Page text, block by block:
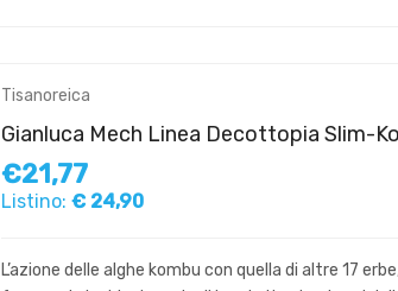
Tisanoreica
Gianluca Mech Linea Decottopia Slim-
€21,77
Listino: € 24,90
L’azione delle alghe kombu con quella di altre 17